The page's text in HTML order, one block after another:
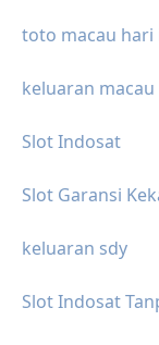
toto macau hari
keluaran macau
Slot Indosat
Slot Garansi
keluaran sdy
Slot Indosat